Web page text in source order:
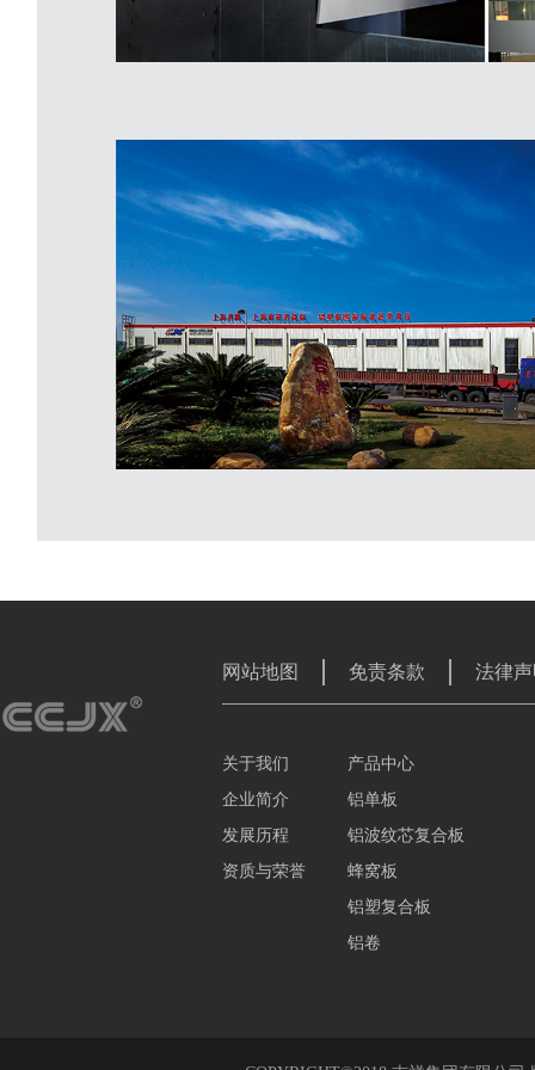
网站地图 免责条款 法律
关于我们
企业简介
发展历程
资质与荣誉
产品中心
铝单板
铝波纹芯复合板
蜂窝板
铝塑复合板
铝卷